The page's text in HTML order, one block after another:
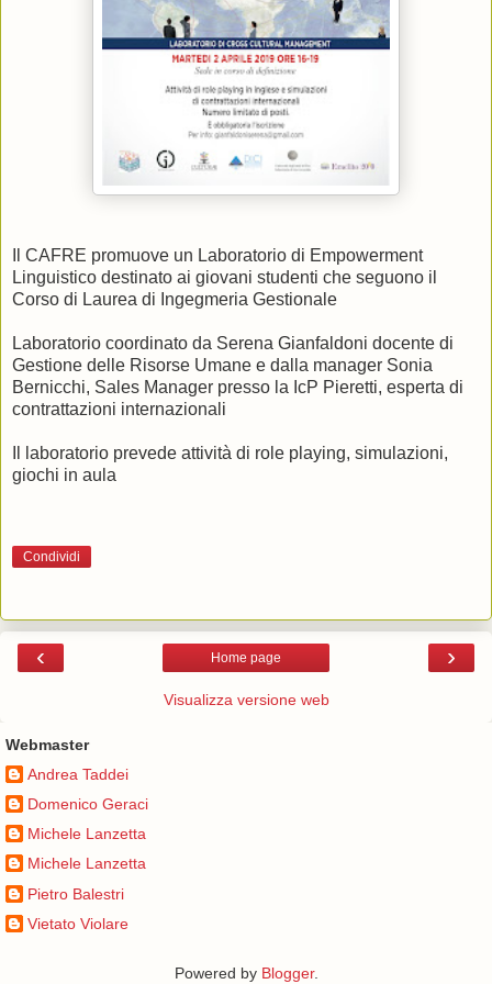
Il CAFRE promuove un Laboratorio di Empowerment
Linguistico destinato ai giovani studenti che seguono il
Corso di Laurea di Ingegmeria Gestionale
Laboratorio coordinato da Serena Gianfaldoni docente di
Gestione delle Risorse Umane e dalla manager Sonia
Bernicchi, Sales Manager presso la IcP Pieretti, esperta di
contrattazioni internazionali
Il laboratorio prevede attività di role playing, simulazioni,
giochi in aula
Condividi
‹ ›
Home page
Visualizza versione web
Webmaster
Andrea Taddei
Domenico Geraci
Michele Lanzetta
Michele Lanzetta
Pietro Balestri
Vietato Violare
Powered by Blogger.